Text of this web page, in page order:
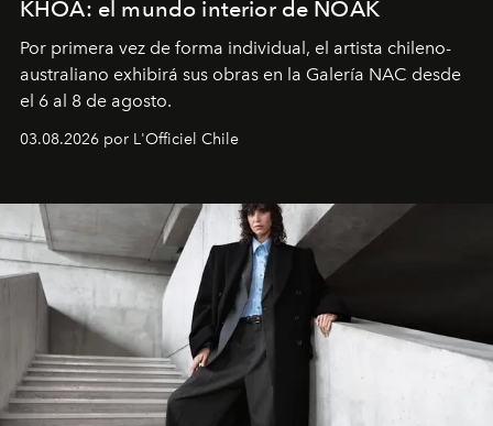
KHOA: el mundo interior de NOAK
Por primera vez de forma individual, el artista chileno-
australiano exhibirá sus obras en la Galería NAC desde
el 6 al 8 de agosto.
03.08.2026 por L'Officiel Chile